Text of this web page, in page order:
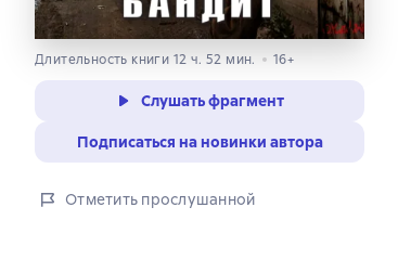
Длительность книги 12 ч. 52 мин. 16+
Слушать фрагмент
Подписаться на новинки автора
Отметить прослушанной